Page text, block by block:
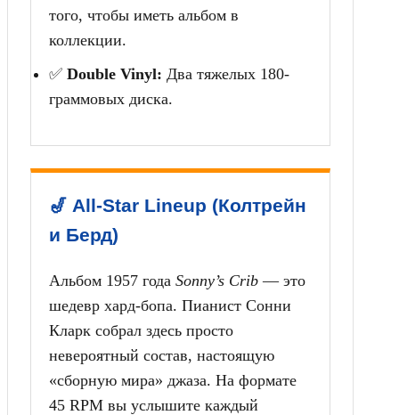
того, чтобы иметь альбом в
коллекции.
✅ Double Vinyl: Два тяжелых 180-
граммовых диска.
🎷 All-Star Lineup (Колтрейн
и Берд)
Альбом 1957 года Sonny’s Crib — это
шедевр хард-бопа. Пианист Сонни
Кларк собрал здесь просто
невероятный состав, настоящую
«сборную мира» джаза. На формате
45 RPM вы услышите каждый